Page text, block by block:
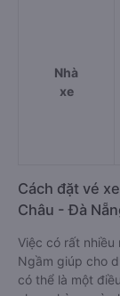
Nhà
xe
Cách đặt vé
Châu - Đà
Việc có rất nhiều
Ngầm giúp cho
có thể là một